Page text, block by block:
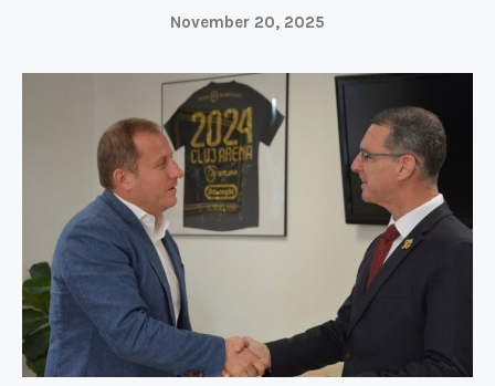
November 20, 2025